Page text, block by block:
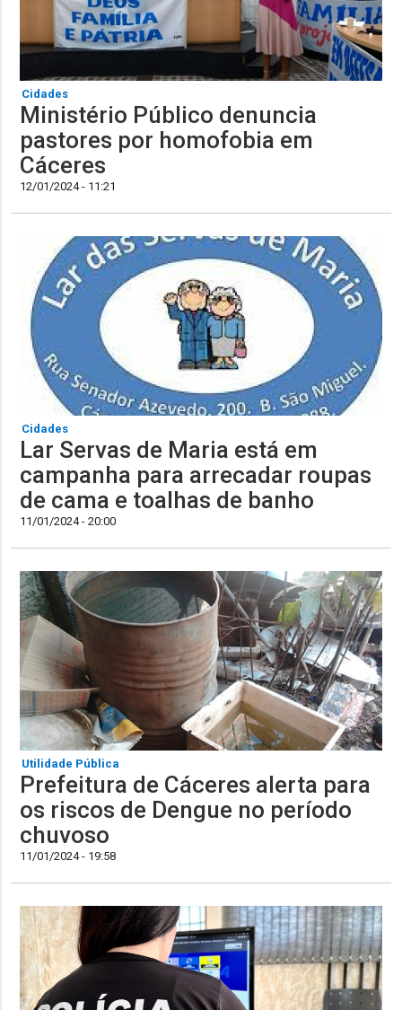
Cidades
Ministério Público denuncia
pastores por homofobia em
Cáceres
12/01/2024 - 11:21
Cidades
Lar Servas de Maria está em
campanha para arrecadar roupas
de cama e toalhas de banho
11/01/2024 - 20:00
Utilidade Pública
Prefeitura de Cáceres alerta para
os riscos de Dengue no período
chuvoso
11/01/2024 - 19:58